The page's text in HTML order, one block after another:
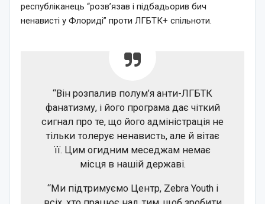
республіканець “розв’язав і підбадьорив бич
ненависті у Флориді” проти ЛГБТК+ спільноти.
“Він розпалив полум’я анти-ЛГБТК
фанатизму, і його програма дає чіткий
сигнал про те, що його адміністрація не
тільки толерує ненависть, але й вітає
її. Цим огидним меседжам немає
місця в нашій державі.
“Ми підтримуємо Центр, Zebra Youth і